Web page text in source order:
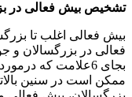
تشخیص بیش فعالی در
بیش فعالی اغلب تا
بجای 6علامت که
ممکن است در سنین